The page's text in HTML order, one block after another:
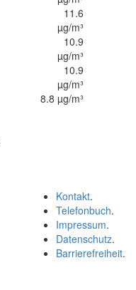
11.6
µg/m³
10.9
µg/m³
10.9
µg/m³
8.8 µg/m³
Kontakt.
Telefonbuch.
Impressum.
Datenschutz.
Barrierefreiheit.